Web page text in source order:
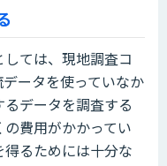
ては、現地調査コ
ータを使っていなか
データを調査する
費用がかかってい
るためには十分な